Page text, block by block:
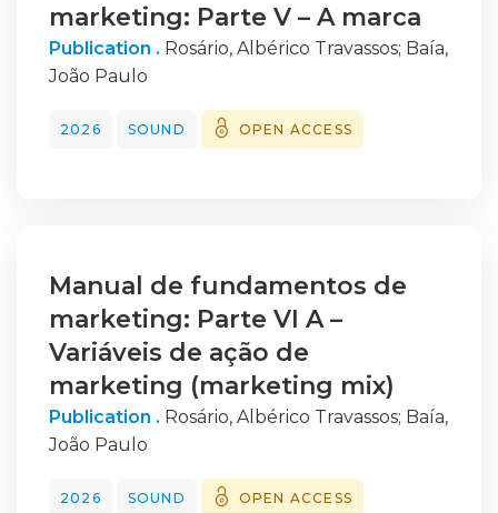
marketing: Parte V – A marca
Publication . Rosário, Albérico Travassos; Baía,
João Paulo
2026 SOUND OPEN ACCESS
Manual de fundamentos de
marketing: Parte VI A –
Variáveis de ação de
marketing (marketing mix)
Publication . Rosário, Albérico Travassos; Baía,
João Paulo
2026 SOUND OPEN ACCESS